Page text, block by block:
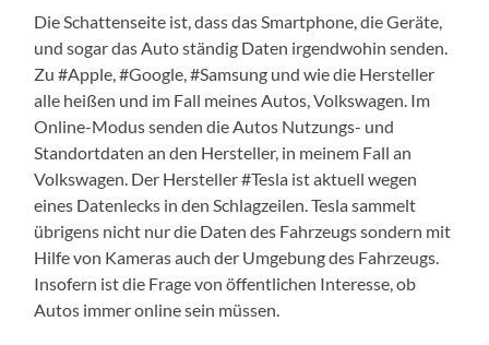
Die Schattenseite ist, dass das Smartphone, die Geräte,
und sogar das Auto ständig Daten irgendwohin senden.
Zu #Apple, #Google, #Samsung und wie die Hersteller
alle heißen und im Fall meines Autos, Volkswagen. Im
Online-Modus senden die Autos Nutzungs- und
Standortdaten an den Hersteller, in meinem Fall an
Volkswagen. Der Hersteller #Tesla ist aktuell wegen
eines Datenlecks in den Schlagzeilen. Tesla sammelt
übrigens nicht nur die Daten des Fahrzeugs sondern mit
Hilfe von Kameras auch der Umgebung des Fahrzeugs.
Insofern ist die Frage von öffentlichen Interesse, ob
Autos immer online sein müssen.